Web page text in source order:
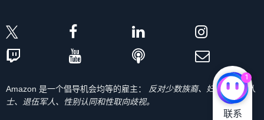
Amazon 是一个倡导机会均等的雇主：
反对少数族裔、妇女、残疾人
士、退伍军人、性别认同和性取向歧视。
1
联系